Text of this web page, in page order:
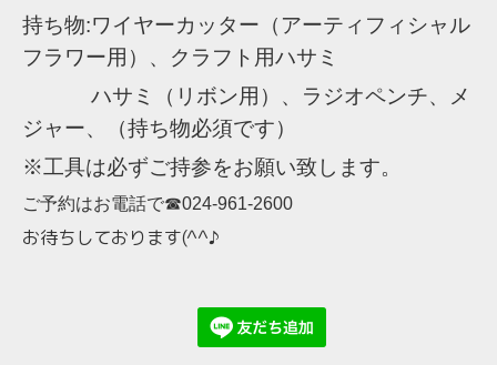
持ち物:ワイヤーカッター（アーティフィシャル
フラワー用）、クラフト用ハサミ
ハサミ（リボン用）、ラジオペンチ、メ
ジャー、（持ち物必須です）
※工具は必ずご持参をお願い致します。
ご予約はお電話で☎024-961-2600
お待ちしております(^^♪